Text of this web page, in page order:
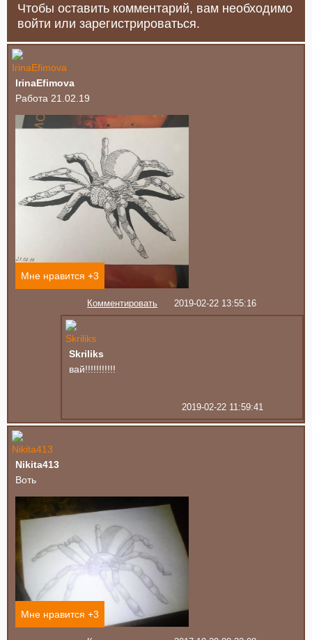
Чтобы оставить комментарий, вам необходимо
войти или зарегистрироваться.
IrinaEfimova
Работа 21.02.19
Мне нравится +3
Комментировать 2019-02-22 13:55:16
Skriliks
вай!!!!!!!!!!!
2019-02-22 11:59:41
Nikita413
Воть
Мне нравится +3